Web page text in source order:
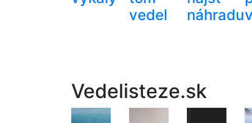
vedel
náhradu
Vedelisteze.sk